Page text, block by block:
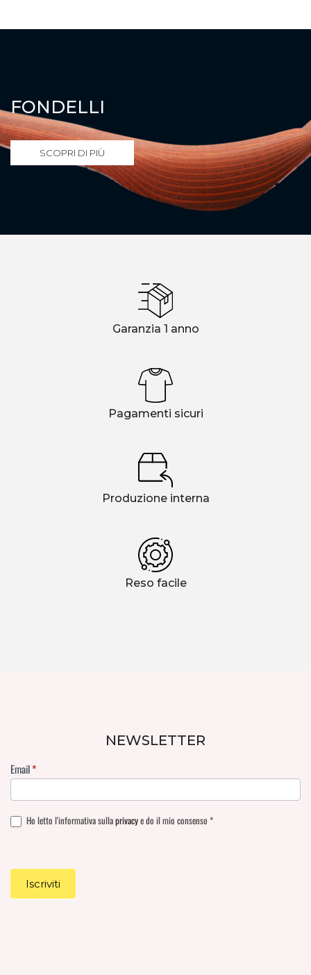
FONDELLI
SCOPRI DI PIÙ
Garanzia 1 anno
Pagamenti sicuri
Produzione interna
Reso facile
NEWSLETTER
Email*
Ho letto l'informativa sullaprivacye do il mio consenso *